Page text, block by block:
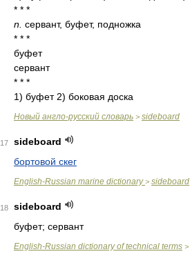
* * *
n. сервант, буфет, подножка
* * *
буфет
сервант
* * *
1) буфет 2) боковая доска
Новый англо-русский словарь > sideboard
17
sideboard
бортовой скег
English-Russian marine dictionary> sideboard
18
sideboard
буфет; сервант
English-Russian dictionary of technical terms >